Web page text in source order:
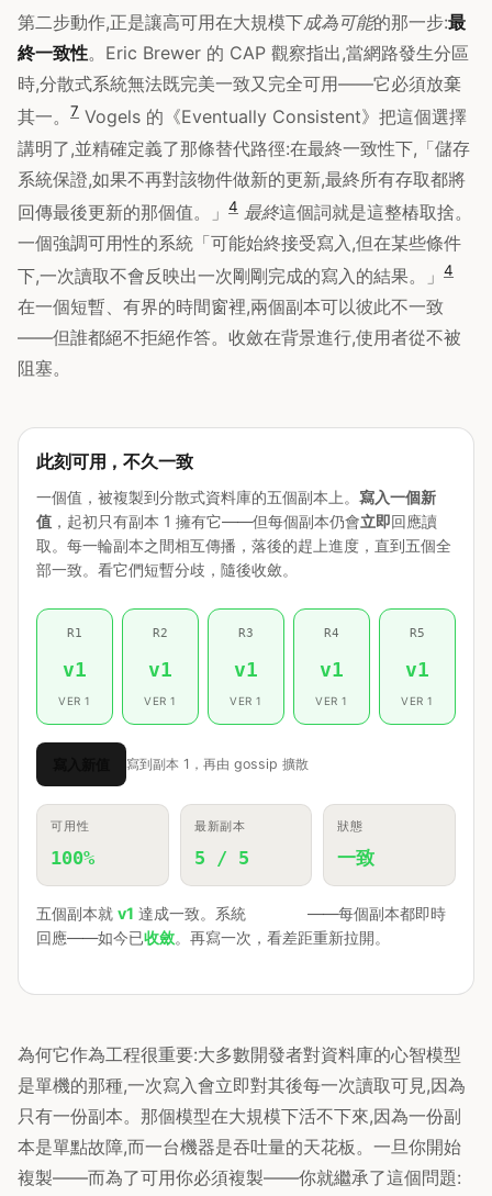
第二步動作,正是讓高可用在大規模下成為可能的那一步:最
終一致性。Eric Brewer 的 CAP 觀察指出,當網路發生分區
時,分散式系統無法既完美一致又完全可用——它必須放棄
其一。
7 Vogels 的《Eventually Consistent》把這個選擇
講明了,並精確定義了那條替代路徑:在最終一致性下,「儲存
系統保證,如果不再對該物件做新的更新,最終所有存取都將
回傳最後更新的那個值。」 4 最終這個詞就是這整樁取捨。
一個強調可用性的系統「可能始終接受寫入,但在某些條件
下,一次讀取不會反映出一次剛剛完成的寫入的結果。」 4
在一個短暫、有界的時間窗裡,兩個副本可以彼此不一致
——但誰都絕不拒絕作答。收斂在背景進行,使用者從不被
阻塞。
此刻可用，不久一致
一個值，被複製到分散式資料庫的五個副本上。 寫入一個新
值 ，起初只有副本 1 擁有它——但每個副本仍會立即回應讀
取。每一輪副本之間相互傳播，落後的趕上進度，直到五個全
部一致。看它們短暫分歧，隨後收斂。
R1
v1
VER 1
R2
v1
VER 1
R3
v1
VER 1
R4
v1
VER 1
R5
v1
VER 1
寫到副本 1，再由 gossip 擴散
可用性
100%
最新副本
5 / 5
狀態
一致
五個副本就 v1 達成一致。系統
——每個副本都即時
回應——如今已收斂。再寫一次，看差距重新拉開。
為何它作為工程很重要:大多數開發者對資料庫的心智模型
是單機的那種,一次寫入會立即對其後每一次讀取可見,因為
只有一份副本。那個模型在大規模下活不下來,因為一份副
本是單點故障,而一台機器是吞吐量的天花板。一旦你開始
複製——而為了可用你必須複製——你就繼承了這個問題: